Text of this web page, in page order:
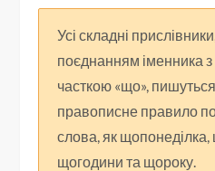
Усі складні
поєднанням іменника
часткою «що»,
правописне правило
слова, як
щогодини та щороку.